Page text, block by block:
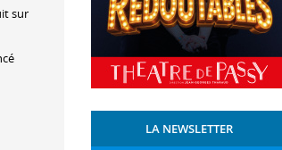
sur
LA NEWSLETTER